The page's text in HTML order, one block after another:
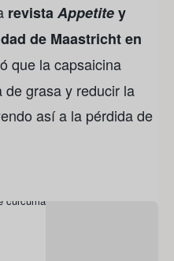
revistaAppetitey
de Maastricht en
que la capsaicina
de grasa y reducir la
así a la pérdida de